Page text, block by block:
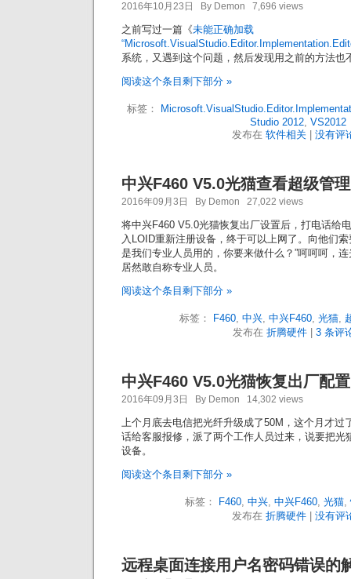
2016年10月23日 By Demon 7,696 views
之前写过一篇《未能正确加载
系统，又遇到这个问题，然后发现用之前的方法也
阅读这个条目剩下部分 »
标签：
Studio 2012, VS2012
发布在 软件相关| 没有评
中兴F460 V5.0光猫查看超级管
2016年09月3日 By Demon 27,022 views
将中兴F460 V5.0光猫恢复出厂设置后，打电话给
入LOID重新注册设备，终于可以上网了。向他们
是我们专业人员用的，你要来做什么？”呵呵呵，
居然敢自称专业人员。
阅读这个条目剩下部分 »
标签： F460, 中兴, 中兴F460, 光猫,
发布在 折腾硬件| 3 条评
中兴F460 V5.0光猫恢复出厂配置
2016年09月3日 By Demon 14,302 views
上个月底去电信把光纤升级成了50M，这个月才过
话给客服报修，派了两个工作人员过来，说要把光
设备。
阅读这个条目剩下部分 »
标签： F460, 中兴, 中兴F460, 光猫,
发布在 折腾硬件| 没有评
远程桌面连接用户名密码错误的